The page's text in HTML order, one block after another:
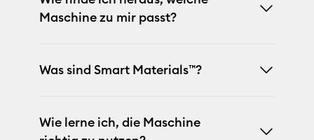
Maschine zu mir passt?
Was sind Smart Materials™?
Wie lerne ich, die Maschine